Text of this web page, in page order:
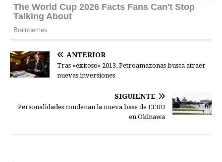
ANTERIOR
Tras «exitoso» 2013, Petroamazonas busca atraer
nuevas inversiones
SIGUIENTE
Personalidades condenan la nueva base de EEUU
en Okinawa